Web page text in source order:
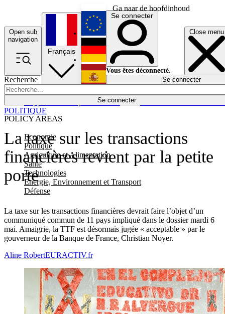
Ga naar de hoofdinhoud
Open sub
navigation
Close menu
Recherche
Se connecter
POLICY AREAS
Economie
Politique
Agriculture et Alimentation
Santé
Technologies
Energie, Environnement et Transport
Défense
Économie
Français
English
Deutsch
Español
Se connecter
Vous êtes déconnecté.
Se connecter
La taxe sur les transactions
financières revient par la petite
porte
La taxe sur les transactions financières devrait faire l’objet d’un
communiqué commun de 11 pays impliqué dans le dossier mardi 6
mai. Amaigrie, la TTF est désormais jugée « acceptable » par le
gouverneur de la Banque de France, Christian Noyer.
POLITIQUE
Aline RobertEURACTIV.fr